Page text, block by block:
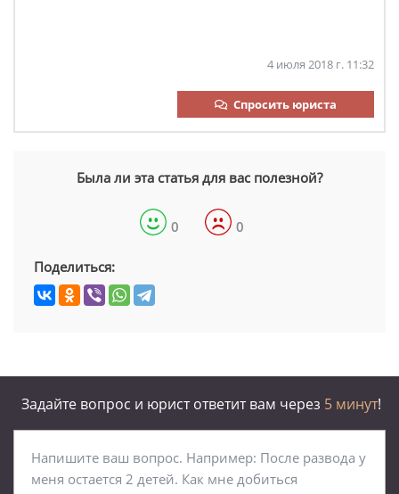
4 июля 2018 г. 11:32
Спросить юриста
Была ли эта статья для вас полезной?
0 0
Поделиться:
Задайте вопрос и юрист ответит вам через 5 минут!